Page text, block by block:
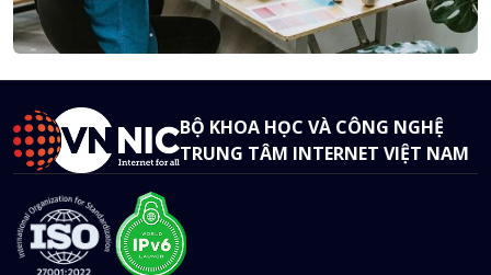
BỘ KHOA HỌC VÀ CÔNG NGHỆ
TRUNG TÂM INTERNET VIỆT NAM